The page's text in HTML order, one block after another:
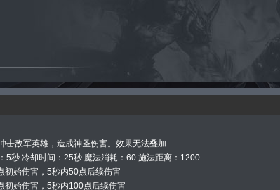
击敌军英雄，造成神圣伤害。效果无法叠加
5秒 冷却时间：25秒 魔法消耗：60 施法距离：1200
初始伤害，5秒内50点后续伤害
初始伤害，5秒内100点后续伤害